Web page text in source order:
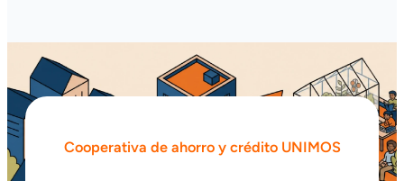
Cooperativa de ahorro y crédito UNIMOS